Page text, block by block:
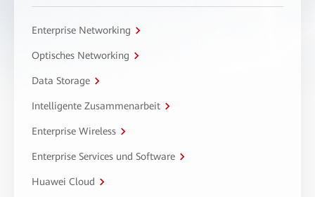
Enterprise Networking
Optisches Networking
Data Storage
Intelligente Zusammenarbeit
Enterprise Wireless
Enterprise Services und Software
Huawei Cloud